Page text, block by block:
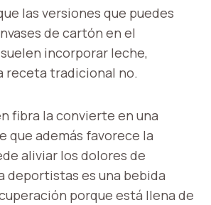
las versiones que puedes
de cartón en el
incorporar leche,
receta tradicional no.
fibra la convierte en una
que además favorece la
aliviar los dolores de
deportistas es una bebida
porque está llena de